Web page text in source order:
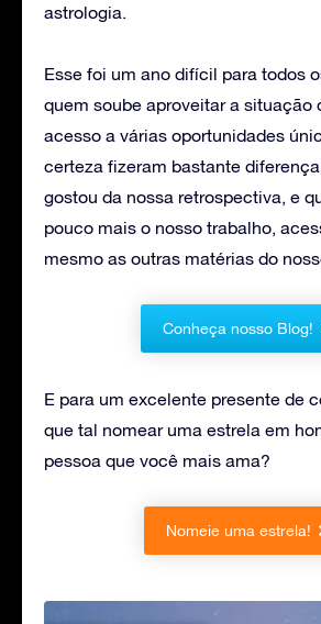
astrologia.
Esse foi um ano difícil para todos
quem soube aproveitar a situação
acesso a várias oportunidades
certeza fizeram bastante
gostou da nossa retrospectiva, e
pouco mais o nosso trabalho,
mesmo as outras matérias do
Conheça nosso Blog!
E para um excelente presente de
que tal nomear uma estrela em
pessoa que você mais ama?
Nomeie uma estrela!